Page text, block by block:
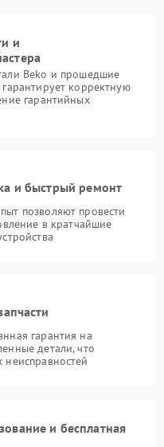
и
Beko и прошедшие
корректную
гарантийных
и быстрый ремонт
позволяют провести
в кратчайшие
гарантия на
детали, что
и бесплатная